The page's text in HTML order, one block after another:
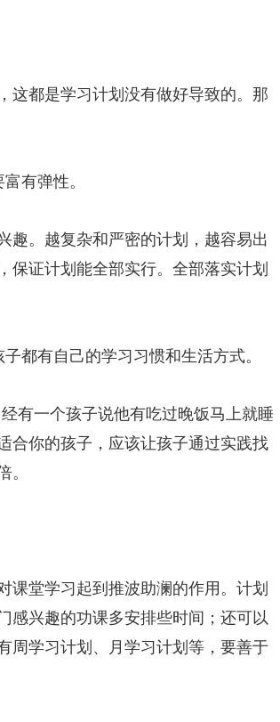
都是学习计划没有做好导致的。那
有弹性。
。越复杂和严密的计划，越容易出
保证计划能全部实行。全部落实计划
有自己的学习习惯和生活方式。
有一个孩子说他有吃过晚饭马上就睡
合你的孩子，应该让孩子通过实践找
堂学习起到推波助澜的作用。计划
感兴趣的功课多安排些时间；还可以
周学习计划、月学习计划等，要善于